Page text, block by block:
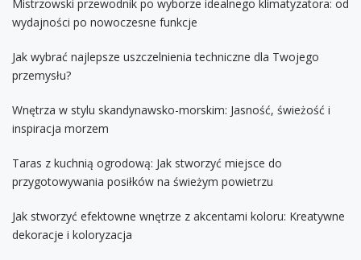
Mistrzowski przewodnik po wyborze idealnego klimatyzatora: od
wydajności po nowoczesne funkcje
Jak wybrać najlepsze uszczelnienia techniczne dla Twojego
przemysłu?
Wnętrza w stylu skandynawsko-morskim: Jasność, świeżość i
inspiracja morzem
Taras z kuchnią ogrodową: Jak stworzyć miejsce do
przygotowywania posiłków na świeżym powietrzu
Jak stworzyć efektowne wnętrze z akcentami koloru: Kreatywne
dekoracje i koloryzacja